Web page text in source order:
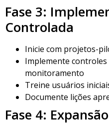
Fase 3:
Controlada
Inicie com projetos-
Implemente controles
monitoramento
Treine usuários
Documente lições
Fase 4: